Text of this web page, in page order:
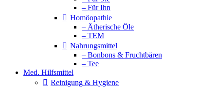
– Für Ihn
Homöopathie
– Ätherische Öle
– TEM
Nahrungsmittel
– Bonbons & Fruchtbären
– Tee
Med. Hilfsmittel
Reinigung & Hygiene